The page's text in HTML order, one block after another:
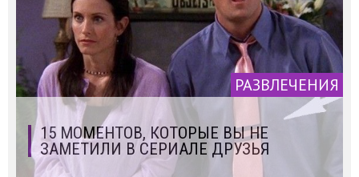
РАЗВЛЕЧЕНИЯ
15 МОМЕНТОВ, КОТОРЫЕ ВЫ НЕ
ЗАМЕТИЛИ В СЕРИАЛЕ ДРУЗЬЯ